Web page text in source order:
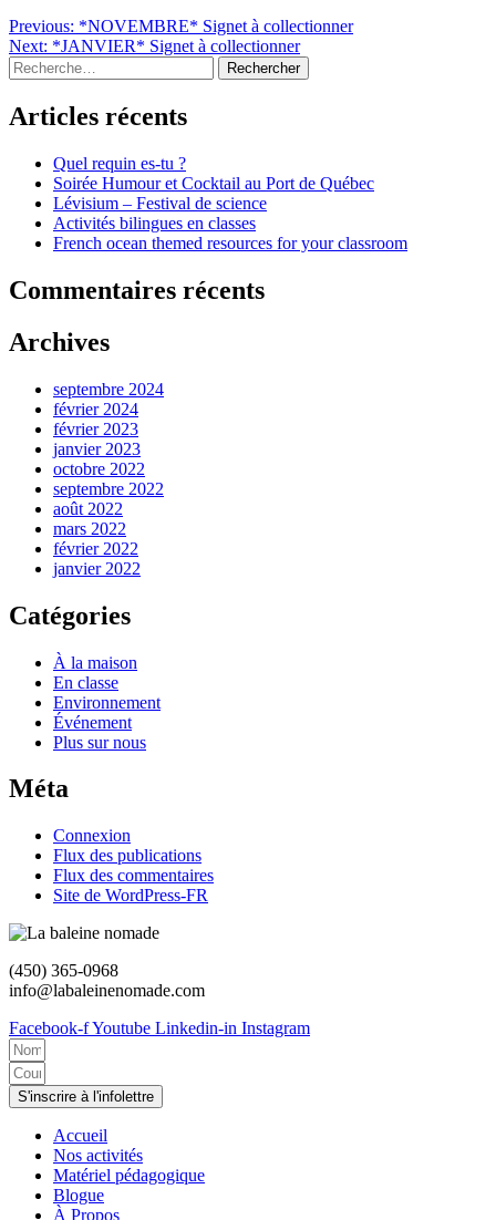
Navigation
de
Previous: *NOVEMBRE* Signet à collectionner
Next: *JANVIER* Signet à collectionner
Rechercher :
Articles récents
Quel requin es-tu ?
Soirée Humour et Cocktail au Port de Québec
Lévisium – Festival de science
Activités bilingues en classes
French ocean themed resources for your classroom
Commentaires récents
Archives
septembre 2024
février 2024
février 2023
janvier 2023
octobre 2022
septembre 2022
août 2022
mars 2022
février 2022
janvier 2022
Catégories
À la maison
En classe
Environnement
Événement
Plus sur nous
Méta
Connexion
Flux des publications
Flux des commentaires
Site de WordPress-FR
(450) 365-0968
info@labaleinenomade.com
Facebook-fYoutube Linkedin-in Instagram
S'inscrire à l'infolettre
Accueil
Nos activités
Matériel pédagogique
Blogue
À Propos